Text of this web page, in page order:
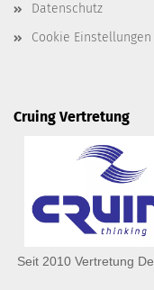
Datenschutz
Cookie Einstellungen
Cruing Vertretung
Seit 2010 Vertretung